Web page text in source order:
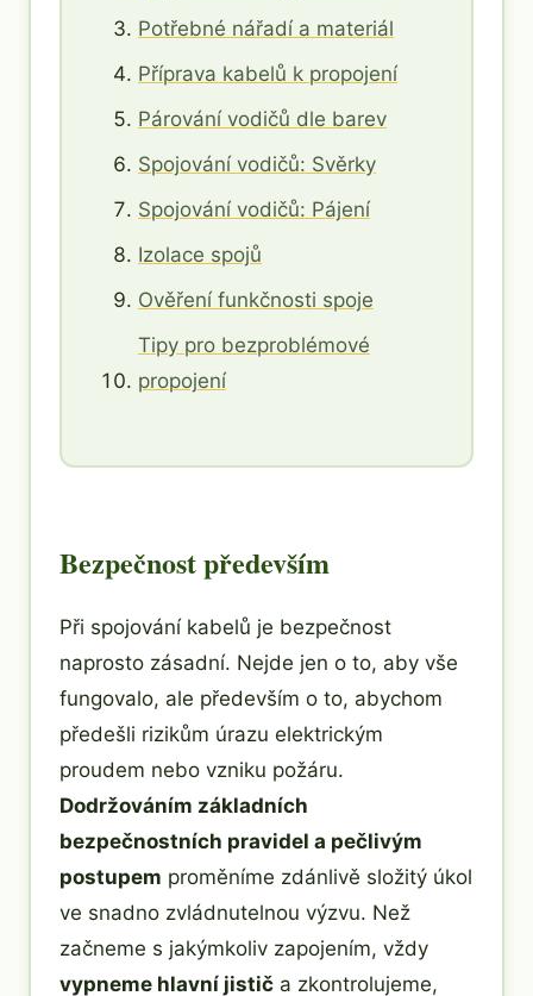
Potřebné nářadí a materiál
Příprava kabelů k propojení
Párování vodičů dle barev
Spojování vodičů: Svěrky
Spojování vodičů: Pájení
Izolace spojů
Ověření funkčnosti spoje
Tipy pro bezproblémové
propojení
Bezpečnost především
Při spojování kabelů je bezpečnost
naprosto zásadní. Nejde jen o to, aby vše
fungovalo, ale především o to, abychom
předešli rizikům úrazu elektrickým
proudem nebo vzniku požáru.
Dodržováním základních
bezpečnostních pravidel a pečlivým
postupem proměníme zdánlivě složitý úkol
ve snadno zvládnutelnou výzvu. Než
začneme s jakýmkoliv zapojením, vždy
vypneme hlavní jistič a zkontrolujeme,